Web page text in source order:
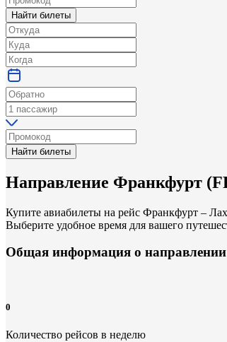
Найти билеты
Найти билеты
Направление Франкфурт (
Купите авиабилеты на рейс Франкфурт –
Выберите удобное время для вашего
Общая информация о направлении
0
Количество рейсов в неделю